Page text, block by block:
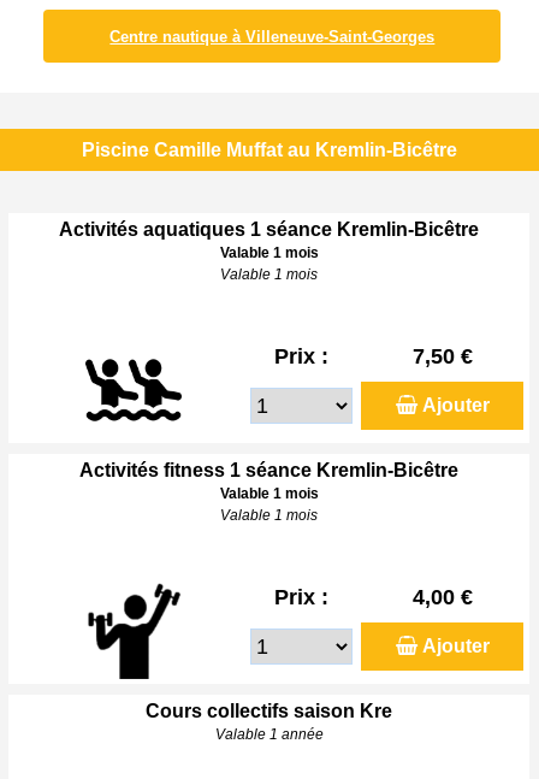
Centre nautique à Villeneuve-Saint-Georges
Piscine Camille Muffat au Kremlin-Bicêtre
Activités aquatiques 1 séance Kremlin-Bicêtre
Valable 1 mois
Valable 1 mois
Prix : 7,50 €
Ajouter
Activités fitness 1 séance Kremlin-Bicêtre
Valable 1 mois
Valable 1 mois
Prix : 4,00 €
Ajouter
Cours collectifs saison Kre
Valable 1 année